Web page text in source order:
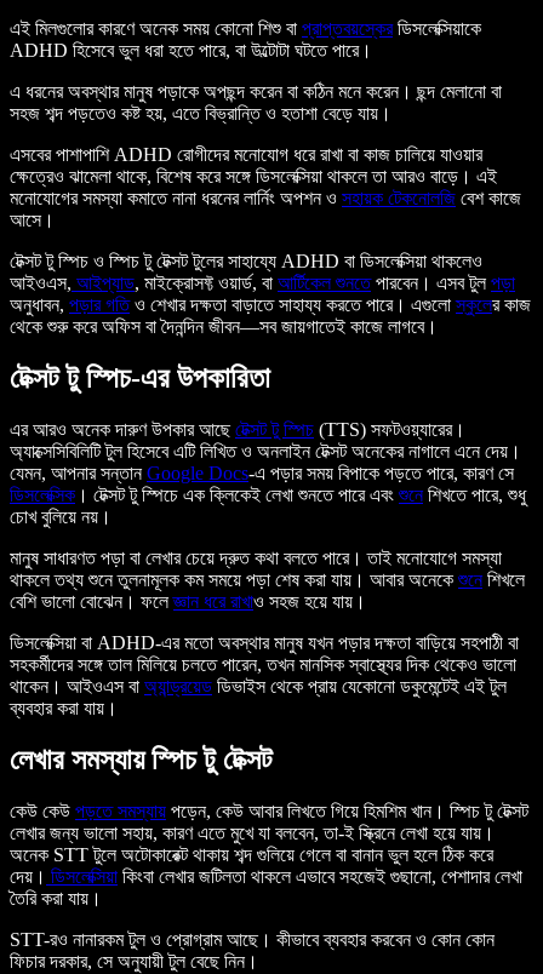
এই মিলগুলোর কারণে অনেক সময় কোনো শিশু বা প্রাপ্তবয়স্কেরডিসলেক্সিয়াকে
ADHD হিসেবে ভুল ধরা হতে পারে, বা উল্টোটা ঘটতে পারে।
এ ধরনের অবস্থার মানুষ পড়াকে অপছন্দ করেন বা কঠিন মনে করেন। ছন্দ মেলানো বা
সহজ শব্দ পড়তেও কষ্ট হয়, এতে বিভ্রান্তি ও হতাশা বেড়ে যায়।
এসবের পাশাপাশি ADHD রোগীদের মনোযোগ ধরে রাখা বা কাজ চালিয়ে যাওয়ার
ক্ষেত্রেও ঝামেলা থাকে, বিশেষ করে সঙ্গে ডিসলেক্সিয়া থাকলে তা আরও বাড়ে। এই
মনোযোগের সমস্যা কমাতে নানা ধরনের লার্নিং অপশন ও সহায়ক টেকনোলজি বেশ কাজে
আসে।
টেক্সট টু স্পিচ ও স্পিচ টু টেক্সট টুলের সাহায্যে ADHD বা ডিসলেক্সিয়া থাকলেও
আইওএস, আইপ্যাড, মাইক্রোসফ্ট ওয়ার্ড, বা আর্টিকেল শুনতেপারবেন। এসব টুলপড়া
অনুধাবন, পড়ার গতিও শেখার দক্ষতা বাড়াতে সাহায্য করতে পারে। এগুলোস্কুলের কাজ
থেকে শুরু করে অফিস বা দৈনন্দিন জীবন—সব জায়গাতেই কাজে লাগবে।
টেক্সট টু স্পিচ-এর উপকারিতা
এর আরও অনেক দারুণ উপকার আছেটেক্সট টু স্পিচ (TTS) সফটওয়্যারের।
অ্যাক্সেসিবিলিটি টুল হিসেবে এটি লিখিত ও অনলাইন টেক্সট অনেকের নাগালে এনে দেয়।
যেমন, আপনার সন্তানGoogle Docs-এ পড়ার সময় বিপাকে পড়তে পারে, কারণ সে
ডিসলেক্সিক । টেক্সট টু স্পিচে এক ক্লিকেই লেখা শুনতে পারে এবংশুনেশিখতে পারে, শুধু
চোখ বুলিয়ে নয়।
মানুষ সাধারণত পড়া বা লেখার চেয়ে দ্রুত কথা বলতে পারে। তাই মনোযোগে সমস্যা
থাকলে তথ্য শুনে তুলনামূলক কম সময়ে পড়া শেষ করা যায়। আবার অনেকেশুনেশিখলে
বেশি ভালো বোঝেন। ফলেজ্ঞান ধরে রাখাও সহজ হয়ে যায়।
ডিসলেক্সিয়া বা ADHD-এর মতো অবস্থার মানুষ যখন পড়ার দক্ষতা বাড়িয়ে সহপাঠী বা
সহকর্মীদের সঙ্গে তাল মিলিয়ে চলতে পারেন, তখন মানসিক স্বাস্থ্যের দিক থেকেও ভালো
থাকেন। আইওএস বা অ্যান্ড্রয়েড ডিভাইস থেকে প্রায় যেকোনো ডকুমেন্টেই এই টুল
ব্যবহার করা যায়।
লেখার সমস্যায় স্পিচ টু টেক্সট
কেউ কেউ পড়তে সমস্যায় পড়েন, কেউ আবার লিখতে গিয়ে হিমশিম খান। স্পিচ টু টেক্সট
লেখার জন্য ভালো সহায়, কারণ এতে মুখে যা বলবেন, তা-ই স্ক্রিনে লেখা হয়ে যায়।
অনেক STT টুলে অটোকারেক্ট থাকায় শব্দ গুলিয়ে গেলে বা বানান ভুল হলে ঠিক করে
দেয়। ডিসলেক্সিয়া কিংবা লেখার জটিলতা থাকলে এভাবে সহজেই গুছানো, পেশাদার লেখা
তৈরি করা যায়।
STT-রও নানারকম টুল ও প্রোগ্রাম আছে। কীভাবে ব্যবহার করবেন ও কোন কোন
ফিচার দরকার, সে অনুযায়ী টুল বেছে নিন।